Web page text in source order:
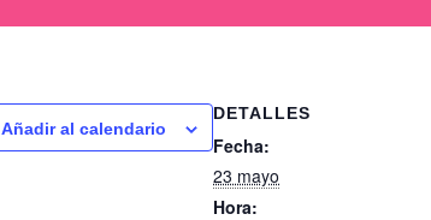
Añadir al calendario
DETALLES
Fecha:
23 mayo
Hora: